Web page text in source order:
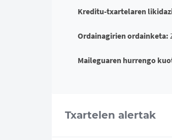
Kreditu-txartelaren
Ordainagirien ordainketa:
Maileguaren hurrengo
Txartelen alertak